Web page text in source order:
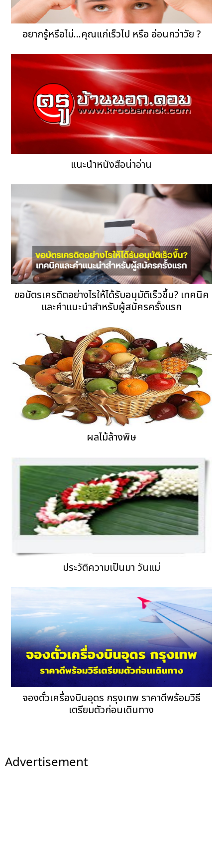
อยากรู้หรือไม่...คุณแก่เร็วไป หรือ อ่อนกว่าวัย ?
แนะนำหนังสือน่าอ่าน
ขอบัตรเครดิตอย่างไรให้ได้รับอนุมัติเร็วขึ้น? เทคนิค
และคำแนะนำสำหรับผู้สมัครครั้งแรก
ผลไม้ล้างพิษ
ประวัติความเป็นมา วันแม่
จองตั๋วเครื่องบินอุดร กรุงเทพ ราคาดีพร้อมวิธี
เตรียมตัวก่อนเดินทาง
Advertisement